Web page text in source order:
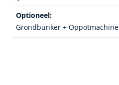
Optioneel:
Grondbunker + Oppotmachine